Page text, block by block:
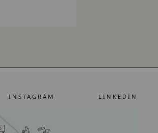
INSTAGRAM LINKEDIN